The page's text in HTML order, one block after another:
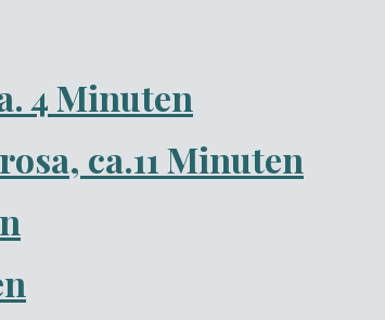
4 Minuten
ca.11 Minuten